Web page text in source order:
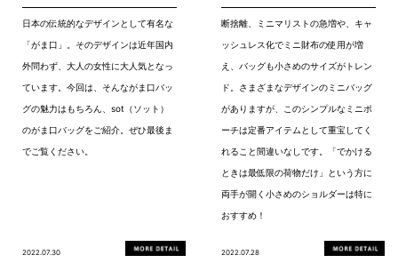
日本の伝統的なデザインとして有名な
「がま口」。そのデザインは近年国内
外問わず、大人の女性に大人気となっ
ています。今回は、そんながま口バッ
グの魅力はもちろん、sot（ソット）
のがま口バッグをご紹介。ぜひ最後ま
でご覧ください。
2022.07.30
断捨離、ミニマリストの急増や、キャ
ッシュレス化でミニ財布の使用が増
え、バッグも小さめのサイズがトレン
ド。さまざまなデザインのミニバッグ
がありますが、このシンプルなミニポ
ーチは定番アイテムとして重宝してく
れること間違いなしです。「でかける
ときは最低限の荷物だけ」という方に
両手が開く小さめのショルダーは特に
おすすめ！
2022.07.28